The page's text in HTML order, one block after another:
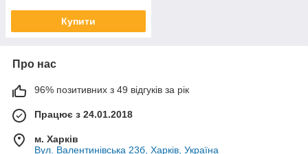
Купити
Про нас
96% позитивних з 49 відгуків за рік
Працює з 24.01.2018
м. Харків
Вул. Валентинівська 23б, Харків, Україна